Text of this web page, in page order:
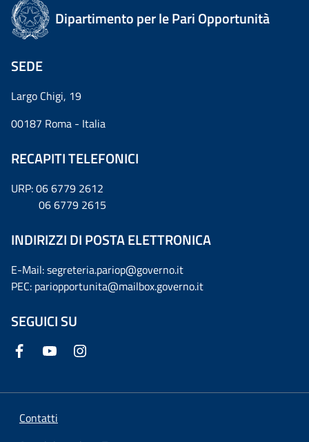
Dipartimento per le Pari Opportunità
SEDE
Largo Chigi, 19
00187 Roma - Italia
RECAPITI TELEFONICI
URP: 06 6779 2612
06 6779 2615
INDIRIZZI DI POSTA ELETTRONICA
E-Mail: segreteria.pariop@governo.it
PEC: pariopportunita@mailbox.governo.it
SEGUICI SU
Contatti